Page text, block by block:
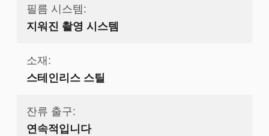
필름 시스템:
지워진 촬영 시스템
소재:
스테인리스 스틸
잔류 출구:
연속적입니다